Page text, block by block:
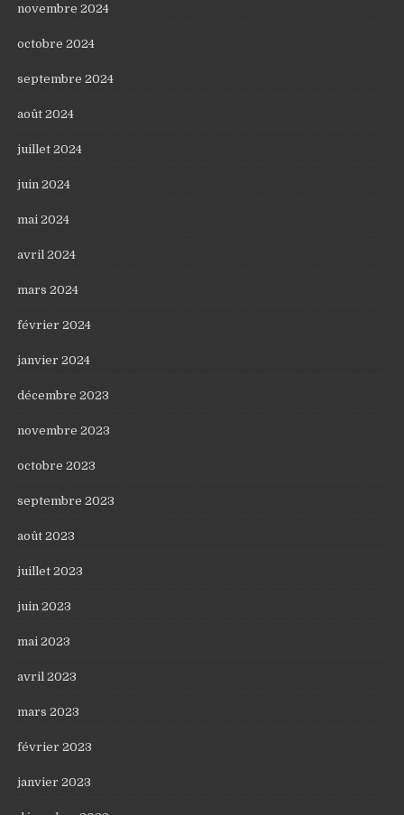
novembre 2024
octobre 2024
septembre 2024
août 2024
juillet 2024
juin 2024
mai 2024
avril 2024
mars 2024
février 2024
janvier 2024
décembre 2023
novembre 2023
octobre 2023
septembre 2023
août 2023
juillet 2023
juin 2023
mai 2023
avril 2023
mars 2023
février 2023
janvier 2023